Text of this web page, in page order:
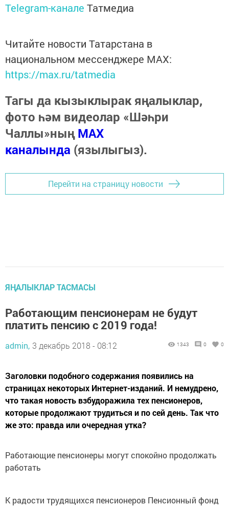
Telegram-канале Татмедиа
Читайте новости Татарстана в
национальном мессенджере MАХ:
https://max.ru/tatmedia
Тагы да кызыклырак яңалыклар,
фото һәм видеолар «Шәһри
Чаллы»ныңMAX
каналында (язылыгыз).
Перейти на страницу новости
ЯҢАЛЫКЛАР ТАСМАСЫ
Работающим пенсионерам не будут
платить пенсию с 2019 года!
admin, 3 декабрь 2018 - 08:12 1343 0 0
Заголовки подобного содержания появились на
страницах некоторых Интернет-изданий. И немудрено,
что такая новость взбудоражила тех пенсионеров,
которые продолжают трудиться и по сей день. Так что
же это: правда или очередная утка?
Работающие пенсионеры могут спокойно продолжать
работать
К ра­до­сти тру­дя­щих­ся пен­си­о­не­ров Пен­си­он­ный фонд